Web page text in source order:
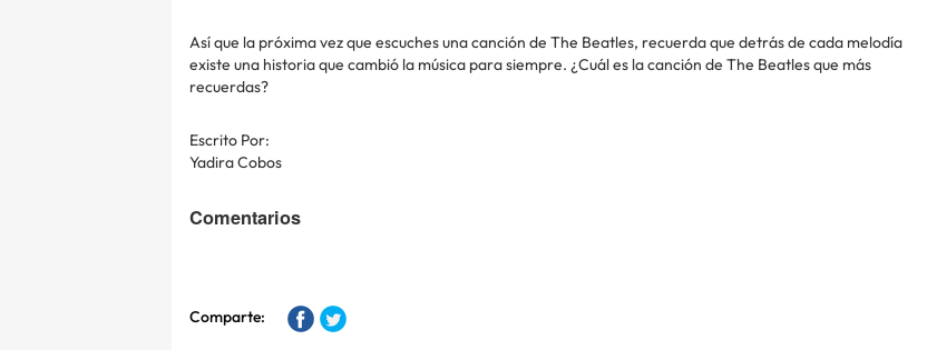
Así que la próxima vez que escuches una canción de The Beatles, recuerda que detrás de cada melodía
existe una historia que cambió la música para siempre. ¿Cuál es la canción de The Beatles que más
recuerdas?
Escrito Por:
Yadira Cobos
Comentarios
Comparte: